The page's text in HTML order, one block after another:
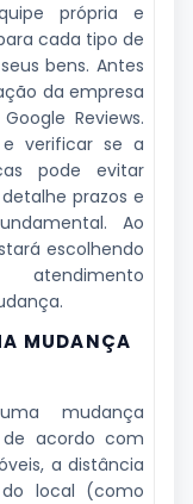
própria e
cada tipo de
bens. Antes
da empresa
Reviews.
e verificar se a
pode evitar
prazos e
Ao
escolhendo
atendimento
MUDANÇA
mudança
acordo com
a distância
local (como